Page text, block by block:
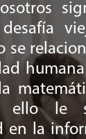
se
le
en la